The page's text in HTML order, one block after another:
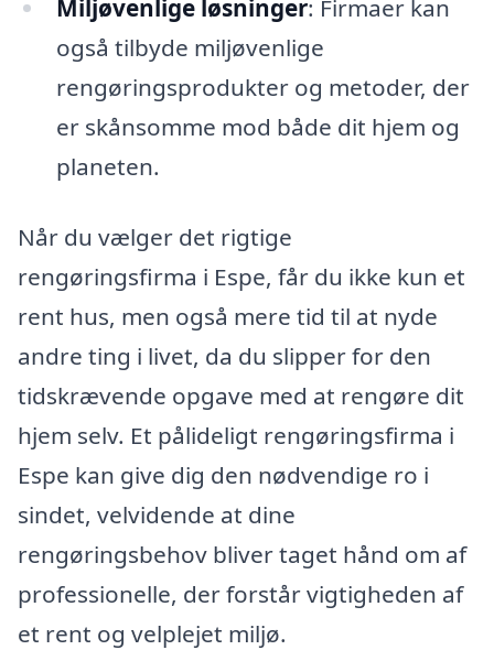
Miljøvenlige løsninger: Firmaer kan
også tilbyde miljøvenlige
rengøringsprodukter og metoder, der
er skånsomme mod både dit hjem og
planeten.
Når du vælger det rigtige
rengøringsfirma i Espe, får du ikke kun et
rent hus, men også mere tid til at nyde
andre ting i livet, da du slipper for den
tidskrævende opgave med at rengøre dit
hjem selv. Et pålideligt rengøringsfirma i
Espe kan give dig den nødvendige ro i
sindet, velvidende at dine
rengøringsbehov bliver taget hånd om af
professionelle, der forstår vigtigheden af
et rent og velplejet miljø.